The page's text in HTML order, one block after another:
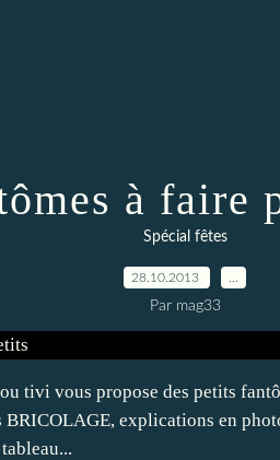
à faire
Spécial fêtes
28.10.2013
Par mag33
tivi vous propose des petits
explications en